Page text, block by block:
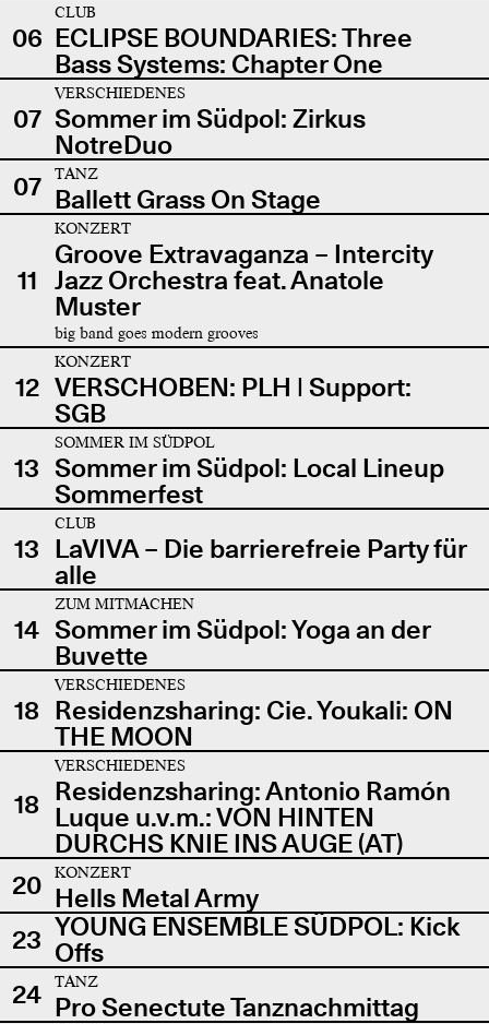
06
CLUB
ECLIPSE BOUNDARIES: Three
Bass Systems: Chapter One
07
VERSCHIEDENES
Sommer im Südpol: Zirkus
NotreDuo
07
TANZ
Ballett Grass On Stage
11
KONZERT
Groove Extravaganza – Intercity
Jazz Orchestra feat. Anatole
Muster
big band goes modern grooves
12
KONZERT
VERSCHOBEN: PLH | Support:
SGB
13
SOMMER IM SÜDPOL
Sommer im Südpol: Local Lineup
Sommerfest
13
CLUB
LaVIVA – Die barrierefreie Party für
alle
14
ZUM MITMACHEN
Sommer im Südpol: Yoga an der
Buvette
18
VERSCHIEDENES
Residenzsharing: Cie. Youkali: ON
THE MOON
18
VERSCHIEDENES
Residenzsharing: Antonio Ramón
Luque u.v.m.: VON HINTEN
DURCHS KNIE INS AUGE (AT)
20
KONZERT
Hells Metal Army
23 YOUNG ENSEMBLE SÜDPOL: Kick
Offs
24
TANZ
Pro Senectute Tanznachmittag